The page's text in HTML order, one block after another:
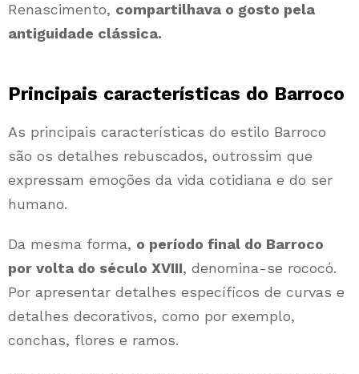
Renascimento, compartilhava o gosto pela
antiguidade clássica.
Principais características do Barroco
As principais características do estilo Barroco
são os detalhes rebuscados, outrossim que
expressam emoções da vida cotidiana e do ser
humano.
Da mesma forma, o período final do Barroco
por volta do século XVIII, denomina-se rococó.
Por apresentar detalhes específicos de curvas e
detalhes decorativos, como por exemplo,
conchas, flores e ramos.